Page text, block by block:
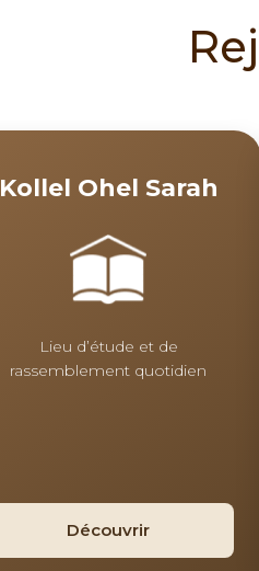
Kollel Ohel Sarah
Lieu d’étude et de
rassemblement quotidien
Découvrir